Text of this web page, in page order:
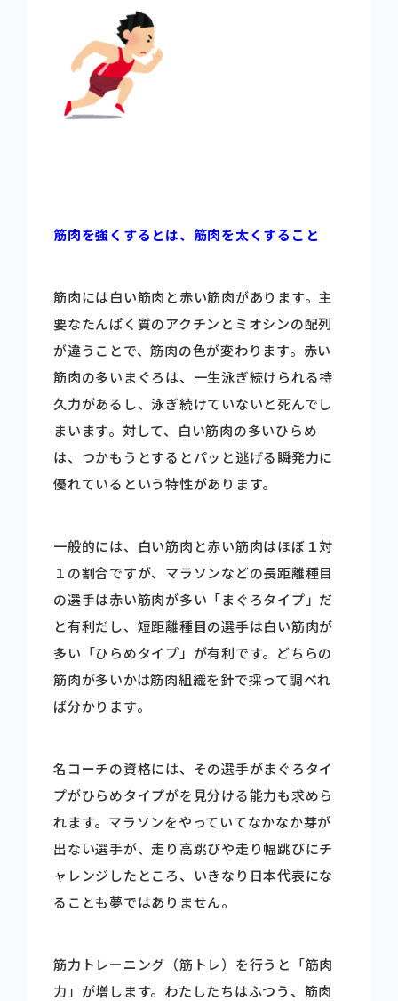
筋肉を強くするとは、筋肉を太くすること
筋肉には白い筋肉と赤い筋肉があります。主
要なたんぱく質のアクチンとミオシンの配列
が違うことで、筋肉の色が変わります。赤い
筋肉の多いまぐろは、一生泳ぎ続けられる持
久力があるし、泳ぎ続けていないと死んでし
まいます。対して、白い筋肉の多いひらめ
は、つかもうとするとパッと逃げる瞬発力に
優れているという特性があります。
一般的には、白い筋肉と赤い筋肉はほぼ１対
１の割合ですが、マラソンなどの長距離種目
の選手は赤い筋肉が多い「まぐろタイプ」だ
と有利だし、短距離種目の選手は白い筋肉が
多い「ひらめタイプ」が有利です。どちらの
筋肉が多いかは筋肉組織を針で採って調べれ
ば分かります。
名コーチの資格には、その選手がまぐろタイ
プがひらめタイプがを見分ける能力も求めら
れます。マラソンをやっていてなかなか芽が
出ない選手が、走り高跳びや走り幅跳びにチ
ャレンジしたところ、いきなり日本代表にな
ることも夢ではありません。
筋力トレーニング（筋トレ）を行うと「筋肉
力」が増します。わたしたちはふつう、筋肉